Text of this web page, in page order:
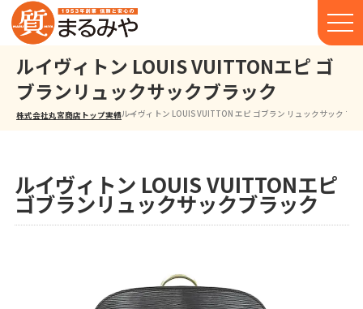
ルイヴィトン LOUIS VUITTONエピ ゴ
ブランリュックサックブラック
株式会社丸宮商店トップ⁩実績ルイヴィトン LOUIS VUITTON エピ ゴブラン リュックサック ブ
ルイヴィトン LOUIS VUITTONエピ
ゴブランリュックサックブラック